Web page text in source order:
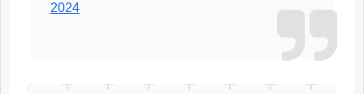
2024